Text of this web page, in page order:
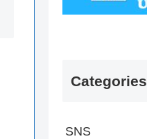
Categories
SNS